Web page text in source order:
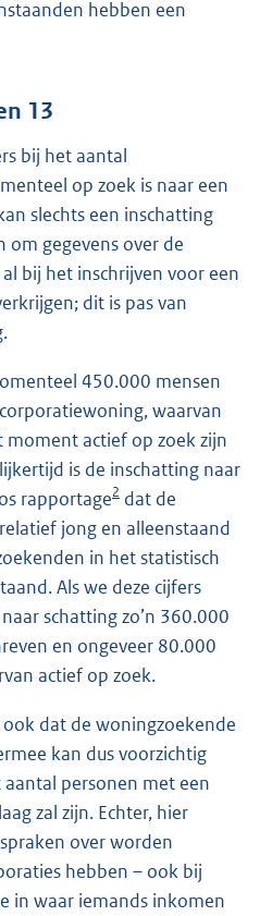
hebben een
13
bij het aantal
op zoek is naar een
slechts een inschatting
om gegevens over de
bij het inschrijven voor een
dit is pas van
450.000 mensen
waarvan
actief op zoek zijn
is de inschatting naar
rapportage2 dat de
jong en alleenstaand
in het statistisch
Als we deze cijfers
schatting zo’n 360.000
en ongeveer 80.000
actief op zoek.
dat de woningzoekende
kan dus voorzichtig
personen met een
zal zijn. Echter, hier
over worden
hebben – ook bij
in waar iemands inkomen